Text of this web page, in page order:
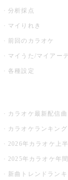
分析採点
マイりれき
前回のカラオケ
マイうた/マイアー
各種設定
カラオケ最新配信曲
カラオケランキング
2026年カラオケ上
2025年カラオケ年
新曲トレンドラン